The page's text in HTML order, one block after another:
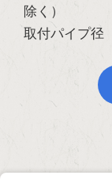
除く）
取付パイプ